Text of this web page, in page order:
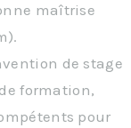
maîtrise
de stage
formation,
pour